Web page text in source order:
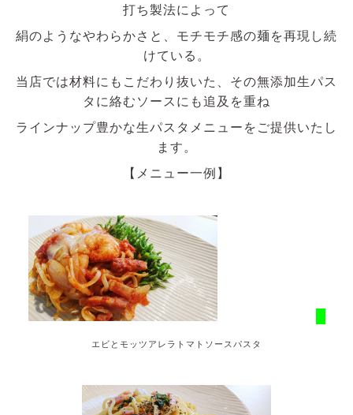
打ち製法によって
絹のようなやわらかさと、モチモチ感の麺を再現し続
けている。
当店では材料にもこだわり抜いた、その無添加生パス
タに絡むソースにも追及を重ね
ラインナップ豊かな生パスタメニューをご提供いたし
ます。
【メニュー一例】
エビとモッツアレラトマトソースパスタ